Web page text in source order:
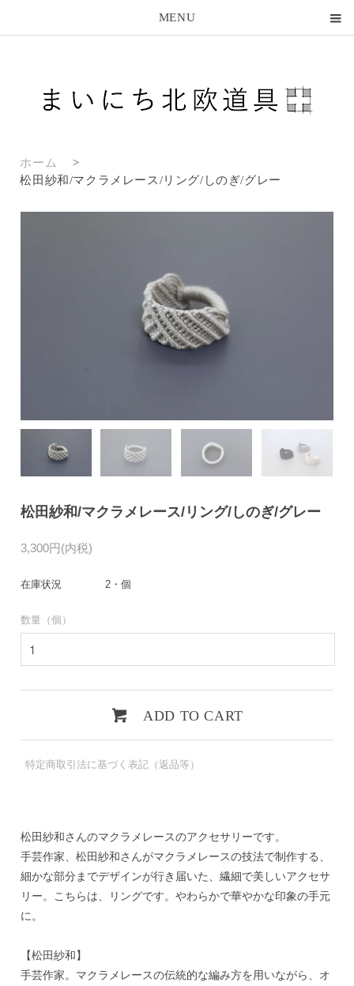
MENU
ホーム
>
松田紗和/マクラメレース/リング/しのぎ/グレー
松田紗和/マクラメレース/リング/しのぎ/グレー
3,300円(内税)
在庫状況 2・個
数量（個）
ADD TO CART
特定商取引法に基づく表記（返品等）
松田紗和さんのマクラメレースのアクセサリーです。
手芸作家、松田紗和さんがマクラメレースの技法で制作する、
細かな部分までデザインが行き届いた、繊細で美しいアクセサ
リー。こちらは、リングです。やわらかで華やかな印象の手元
に。
【松田紗和】
手芸作家。マクラメレースの伝統的な編み方を用いながら、オ